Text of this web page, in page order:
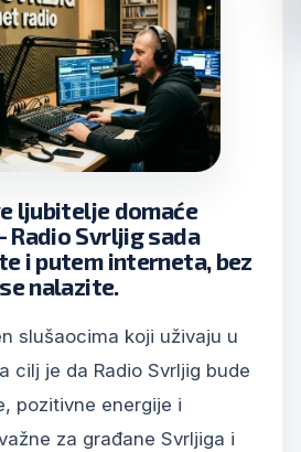
ljubitelje domaće
Radio Svrljig sada
i putem interneta, bez
nalazite.
slušaocima koji uživaju u
cilj je da Radio Svrljig bude
pozitivne energije i
za građane Svrljiga i